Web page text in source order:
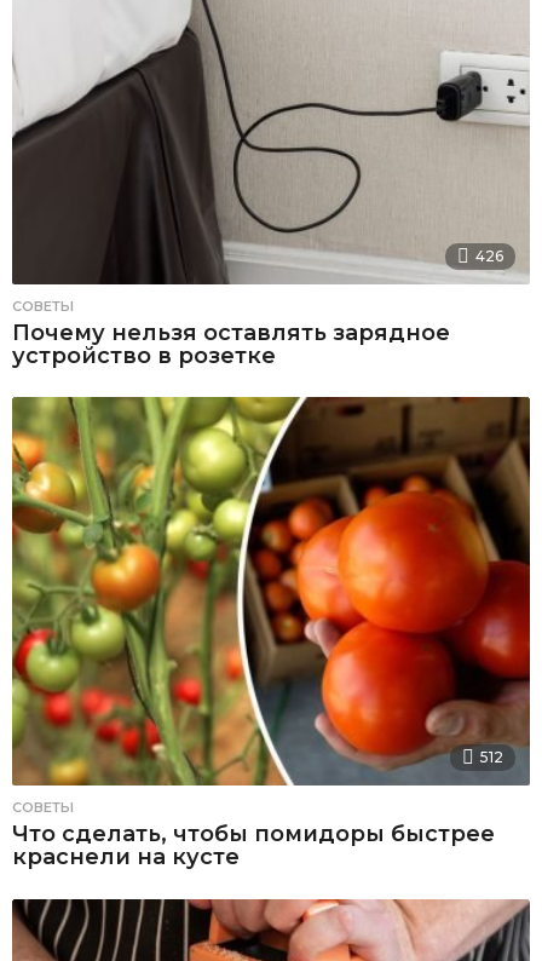
426
СОВЕТЫ
Почему нельзя оставлять зарядное
устройство в розетке
512
СОВЕТЫ
Что сделать, чтобы помидоры быстрее
краснели на кусте